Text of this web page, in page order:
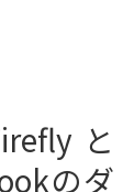
と
のダ